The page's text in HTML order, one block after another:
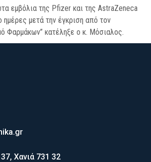
εμβόλια της Pfizer και της AstraZeneca
ημέρες μετά την έγκριση από τον
Φαρμάκων” κατέληξε ο κ. Μόσιαλος.
Χανιά 731 32